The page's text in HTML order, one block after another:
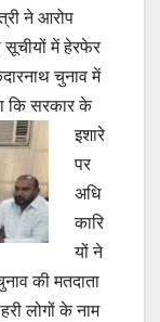
ने आरोप
सूचीयों में हेरफेर
चुनाव में
कि सरकार के
इशारे
पर
अधि
कारि
यों ने
की मतदाता
लोगों के नाम